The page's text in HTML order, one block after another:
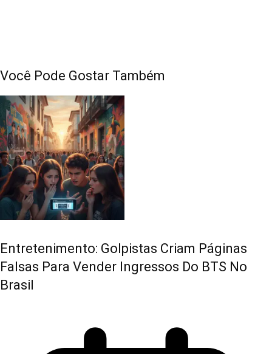
Você Pode Gostar Também
Entretenimento: Golpistas Criam Páginas
Falsas Para Vender Ingressos Do BTS No
Brasil